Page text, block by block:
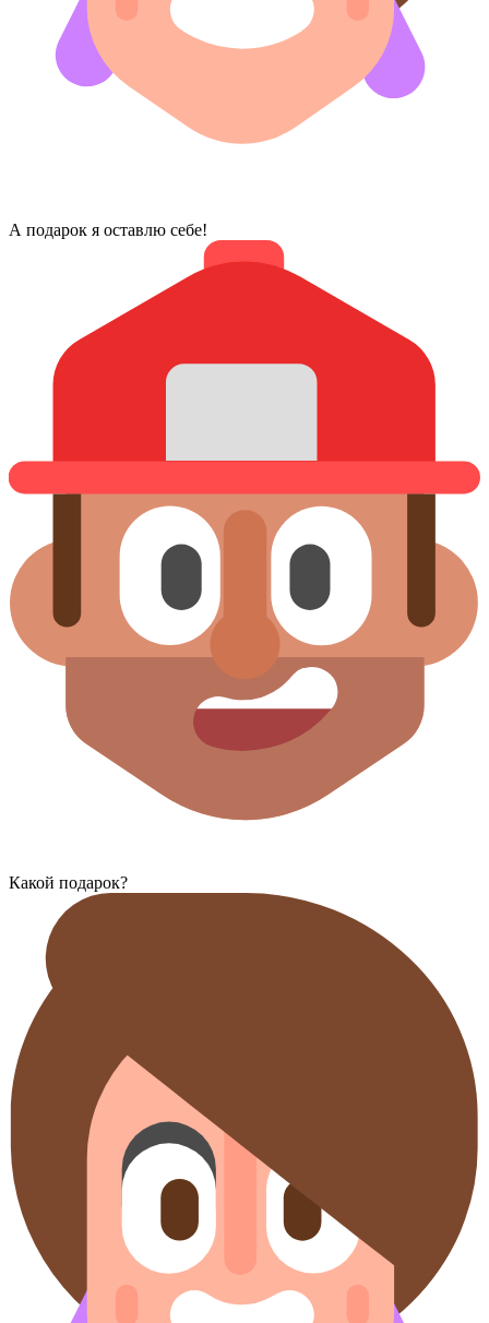
А подарок я оставлю себе!
Какой подарок?